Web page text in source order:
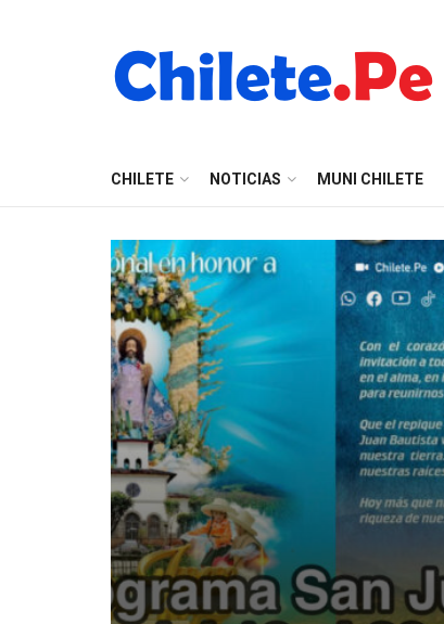
CHILETE NOTICIAS MUNI CHILETE